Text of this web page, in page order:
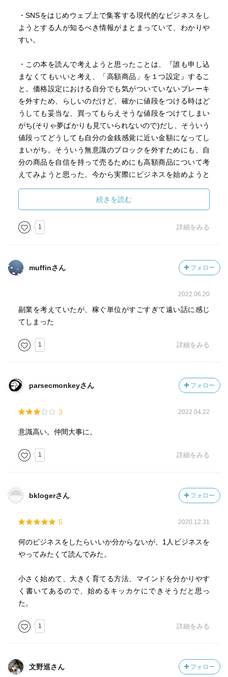
・SNSをはじめウェブ上で集客する現代的なビジネスをし
ようとする人が知るべき情報がまとまっていて、わかりや
すい。
・この本を読んで考えようと思ったことは、『誰も申し込
まなくてもいいと考え、「高額商品」を１つ設定』するこ
と。価格設定における自分でも気がついていないブレーキ
を外すため、らしいのだけど、確かに値段をつける時はど
うしても妥当な、買ってもらえそうな値段をつけてしまい
がち(そりゃ夢ばかりも見ていられないので)だし、そういう
値段ってどうしても自分の金銭感覚に近い金額になってし
まいがち。そういう無意識のブロックを外すためにも、自
分の商品を自信を持って売るためにも高額商品について考
えてみようと思った。今から実際にビジネスを始めようと
続きを読む
1 詳細をみる
muffinさん フォロー
2022.06.20
副業を考えていたが、稼ぐ単位がすごすぎて遠い話に感じ
てしまった
1 詳細をみる
parsecmonkeyさん フォロー
3 2022.04.22
意識高い。仲間大事に。
1 詳細をみる
bklogerさん フォロー
5 2020.12.31
何のビジネスをしたらいいか分からないが、1人ビジネスを
やってみたくて読んでみた。
小さく始めて、大きく育てる方法、マインドを分かりやす
く書いてあるので、始めるキッカケにできそうだと思っ
た。
1 詳細をみる
文野巡さん フォロー